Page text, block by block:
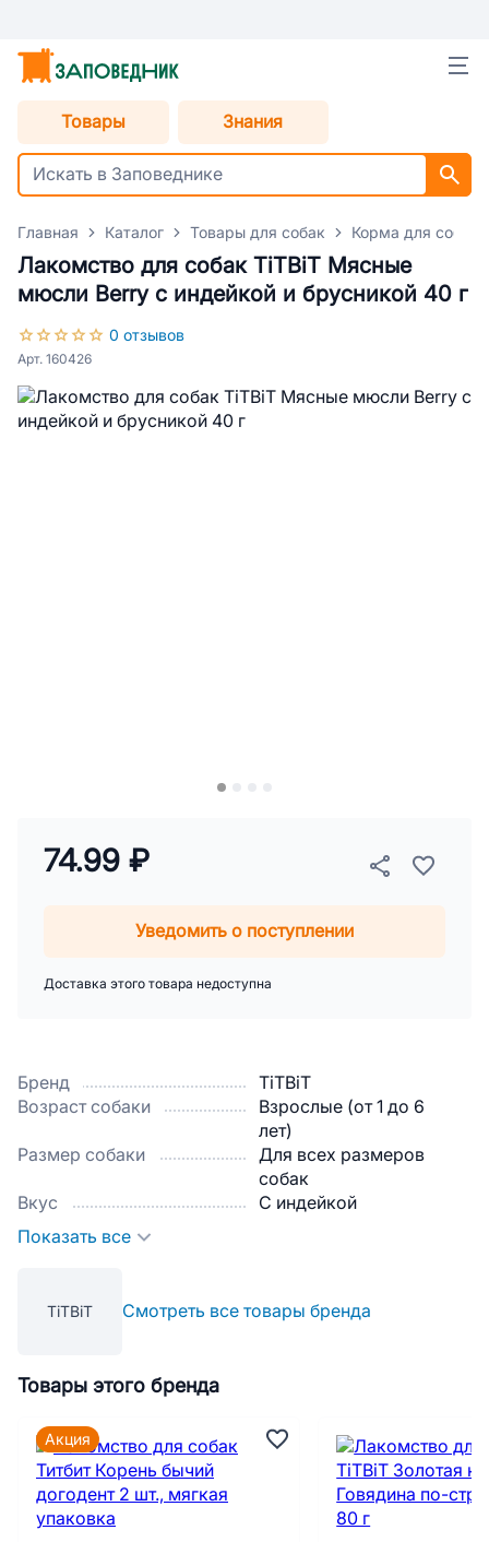
Товары Знания
Главная Каталог Товары для собак Корма для собак
Лакомство для собак TiTBiT Мясные
мюсли Berry с индейкой и брусникой 40 г
0 отзывов
Арт. 160426
Бренд
TiTBiT
Возраст собаки
Взрослые (от 1 до 6
лет)
Размер собаки
Для всех размеров
собак
Вкус
С индейкой
Показать все
TiTBiT Смотреть все товары бренда
74.99 ₽
Уведомить о поступлении
Доставка этого товара недоступна
Товары этого бренда
Акция